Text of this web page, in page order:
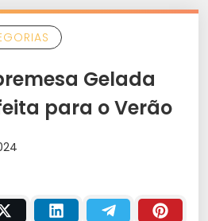
Gelada
para o Verão